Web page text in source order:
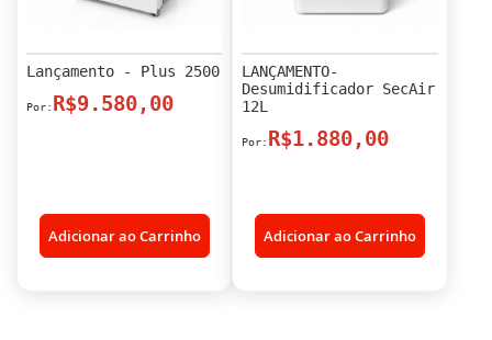
Lançamento - Plus 2500
R$9.580,00
Adicionar ao Carrinho
LANÇAMENTO-
Desumidificador SecAir
12L
R$1.880,00
Adicionar ao Carrinho